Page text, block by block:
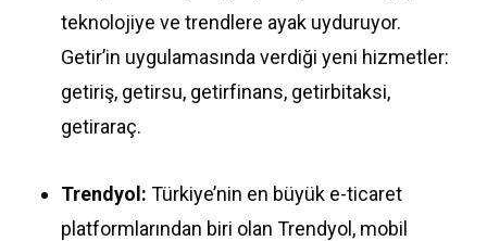
teknolojiye ve trendlere ayak uyduruyor.
Getir’in uygulamasında verdiği yeni hizmetler:
getiriş, getirsu, getirfinans, getirbitaksi,
getiraraç.
Trendyol: Türkiye’nin en büyük e-ticaret
platformlarından biri olan Trendyol, mobil